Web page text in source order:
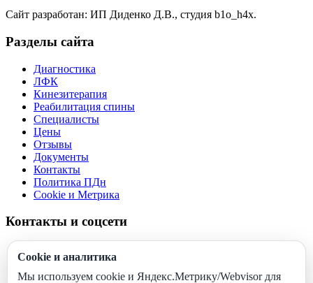
Сайт разработан: ИП Диденко Д.В., студия b1o_h4x.
Разделы сайта
Диагностика
ЛФК
Кинезитерапия
Реабилитация спины
Специалисты
Цены
Отзывы
Документы
Контакты
Политика ПДн
Cookie и Метрика
Контакты и соцсети
+7 (978) 031-03-19
kinezisfit@yandex.ru
Cookie и аналитика
Мы используем cookie и Яндекс.Метрику/Webvisor для